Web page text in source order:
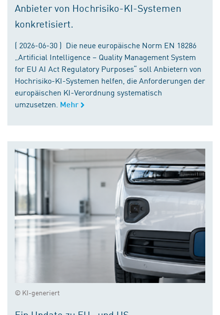
Anbieter von Hochrisiko-KI-Systemen
konkretisiert.
( 2026-06-30 ) Die neue europäische Norm EN 18286
„Artificial Intelligence – Quality Management System
for EU AI Act Regulatory Purposes“ soll Anbietern von
Hochrisiko-KI-Systemen helfen, die Anforderungen der
europäischen KI-Verordnung systematisch
umzusetzen. Mehr
© KI-generiert